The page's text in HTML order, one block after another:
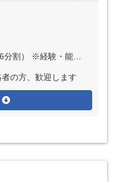
、決定いたします ※残業代は全額支給
の方、歓迎します